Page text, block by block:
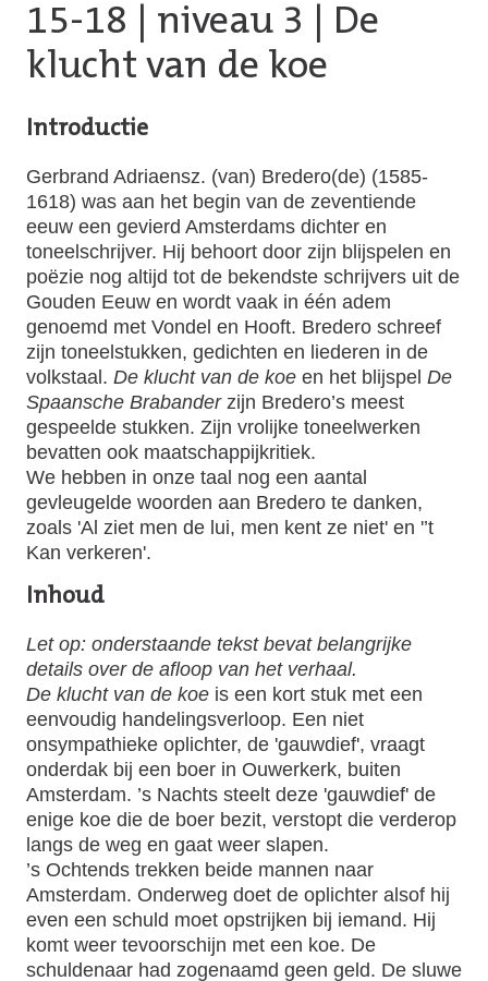
15-18
niveau 3 | De
klucht van de koe
Introductie
Gerbrand Adriaensz. (van) Bredero(de) (1585-
1618) was aan het begin van de zeventiende
eeuw een gevierd Amsterdams dichter en
toneelschrijver. Hij behoort door zijn blijspelen en
poëzie nog altijd tot de bekendste schrijvers uit de
Gouden Eeuw en wordt vaak in één adem
genoemd met Vondel en Hooft. Bredero schreef
zijn toneelstukken, gedichten en liederen in de
volkstaal. De klucht van de koe en het blijspel De
Spaansche Brabanderzijn Bredero’s meest
gespeelde stukken. Zijn vrolijke toneelwerken
bevatten ook maatschappijkritiek.
We hebben in onze taal nog een aantal
gevleugelde woorden aan Bredero te danken,
zoals 'Al ziet men de lui, men kent ze niet' en '’t
Kan verkeren'.
Inhoud
Let op: onderstaande tekst bevat belangrijke
details over de afloop van het verhaal.
De klucht van de koe is een kort stuk met een
eenvoudig handelingsverloop. Een niet
onsympathieke oplichter, de 'gauwdief', vraagt
onderdak bij een boer in Ouwerkerk, buiten
Amsterdam. ’s Nachts steelt deze 'gauwdief' de
enige koe die de boer bezit, verstopt die verderop
langs de weg en gaat weer slapen.
’s Ochtends trekken beide mannen naar
Amsterdam. Onderweg doet de oplichter alsof hij
even een schuld moet opstrijken bij iemand. Hij
komt weer tevoorschijn met een koe. De
schuldenaar had zogenaamd geen geld. De sluwe